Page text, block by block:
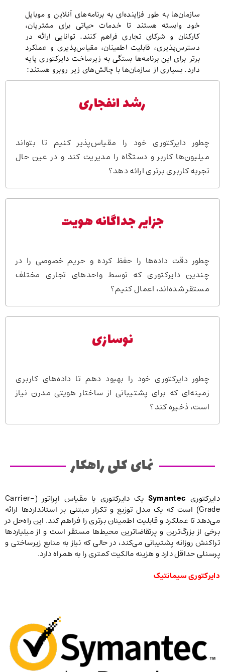
سازمان‌ها به طور فزاینده‌ای به برنامه‌های آنلاین و موبایل
خود وابسته هستند تا خدمات حیاتی برای مشتریان،
کارکنان و شرکای تجاری فراهم کنند. توانایی ارائه در
دسترس‌پذیری، قابلیت اطمینان، مقیاس‌پذیری و عملکرد
برتر برای این برنامه‌ها بستگی به زیرساخت دایرکتوری پایه
دارد. بسیاری از سازمان‌ها با چالش‌های زیر روبرو هستند:
رشد انفجاری
چطور دایرکتوری خود را مقیاس‌پذیر کنیم تا بتواند
میلیون‌ها کاربر و دستگاه را مدیریت کند و در عین حال
تجربه کاربری برتری ارائه دهد؟
جزایر جداگانه هویت
چطور دقت داده‌ها را حفظ کرده و حریم خصوصی را در
چندین دایرکتوری که توسط واحدهای تجاری مختلف
مستقر شده‌اند، اعمال کنیم؟
نوسازی
چطور دایرکتوری خود را بهبود دهم تا داده‌های کاربری
زمینه‌ای که برای پشتیبانی از ساختار هویتی مدرن نیاز
است، ذخیره کند؟
نمای کلی راهکار
دایرکتوریSymantec
یک دایرکتوری با مقیاس اپراتور (Carrier-
Grade) است که یک مدل توزیع و تکرار مبتنی بر استانداردها ارائه
می‌دهد تا عملکرد و قابلیت اطمینان برتری را فراهم کند. این راه‌حل در
برخی از بزرگ‌ترین و پرتقاضاترین محیط‌ها مستقر است و از میلیاردها
تراکنش روزانه پشتیبانی می‌کند، در حالی که نیاز به منابع زیرساختی و
پرسنلی حداقل دارد و هزینه مالکیت کمتری را به همراه دارد.
دایرکتوری سیمانتیک